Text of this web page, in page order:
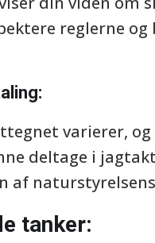
reglerne
varierer,
deltage i
af
tanker: